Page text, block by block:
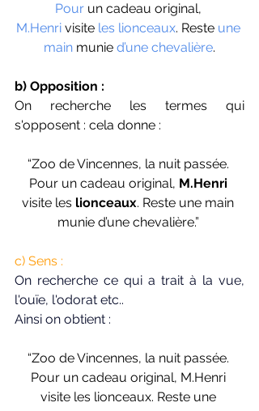
Pour un cadeau original,
M.Henri visite les lionceaux. Reste une
main munie d’une chevalière.
b) Opposition :
On recherche les termes qui
s'opposent : cela donne :
“Zoo de Vincennes, la nuit passée.
Pour un cadeau original, M.Henri
visite les lionceaux. Reste une main
munie d’une chevalière.”
c) Sens :
On recherche ce qui a trait à la vue,
l'ouïe, l'odorat etc..
Ainsi on obtient :
“Zoo de Vincennes, la nuit passée.
Pour un cadeau original, M.Henri
visite les lionceaux. Reste une